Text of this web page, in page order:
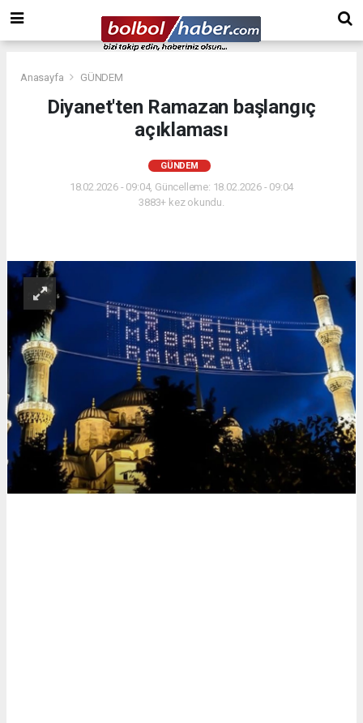
Anasayfa GÜNDEM
Diyanet'ten Ramazan başlangıç
açıklaması
GÜNDEM
18.02.2026 - 09:04, Güncelleme: 18.02.2026 - 09:04
3883+ kez okundu.